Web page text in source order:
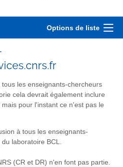
Options de liste
tous les enseignants-chercheurs
cela devrait également inclure
mais pour l'instant ce n'est pas le
à tous les enseignants-
laboratoire BCL.
(CR et DR) n'en font pas partie.